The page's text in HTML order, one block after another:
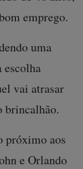
emprego.
uma
escolha
vai atrasar
brincalhão.
próximo aos
e Orlando